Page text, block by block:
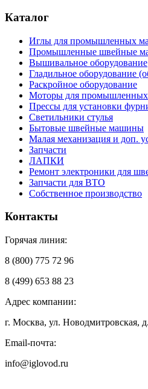
Каталог
Иглы для промышленных
Промышленные швейные
Вышивальное оборудование
Гладильное оборудование
Раскройное оборудование
Моторы для
Прессы для установки
Светильники стулья
Бытовые швейные машины
Малая механизация и доп.
Запчасти
ЛАПКИ
Ремонт электроники для
Запчасти для ВТО
Собственное производство
Контакты
Горячая линия:
8 (800) 775 72 96
8 (499) 653 88 23
Адрес компании:
г. Москва, ул. Новодмитровская,
Email-почта:
info@iglovod.ru